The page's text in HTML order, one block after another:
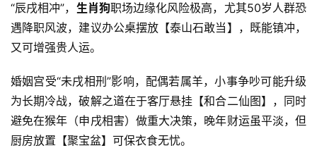
“辰戌相冲”， 生肖狗职场边缘化风险极高，尤其50岁人群恐
遇降职风波，建议办公桌摆放【泰山石敢当】，既能镇冲，
又可增强贵人运。
婚姻宫受“未戌相刑”影响，配偶若属羊，小事争吵可能升级
为长期冷战，破解之道在于客厅悬挂【和合二仙图】，同时
避免在猴年（申戌相害）做重大决策，晚年财运虽平淡，但
厨房放置【聚宝盆】可保衣食无忧。